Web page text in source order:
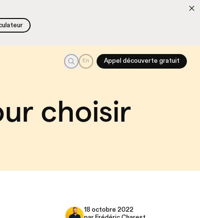
Recherche
En Appel découverte gratuit
choisir
18 octobre 2022